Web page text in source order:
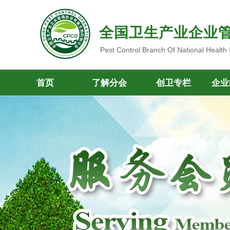
全国卫生产业企业
Pest Control Branch Of National
首页 了解分会 创卫专栏 企